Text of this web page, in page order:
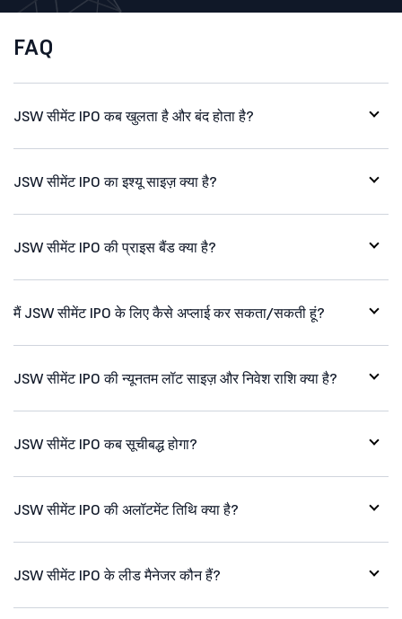
FAQ
JSW सीमेंट IPO कब खुलता है और बंद होता है?
JSW सीमेंट IPO का इश्यू साइज़ क्या है?
JSW सीमेंट IPO की प्राइस बैंड क्या है?
मैं JSW सीमेंट IPO के लिए कैसे अप्लाई कर सकता/सकती हूं?
JSW सीमेंट IPO की न्यूनतम लॉट साइज़ और निवेश राशि क्या है?
JSW सीमेंट IPO कब सूचीबद्ध होगा?
JSW सीमेंट IPO की अलॉटमेंट तिथि क्या है?
JSW सीमेंट IPO के लीड मैनेजर कौन हैं?